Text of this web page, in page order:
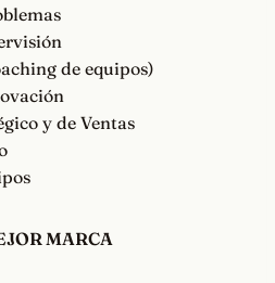
de equipos)
y de Ventas
MARCA